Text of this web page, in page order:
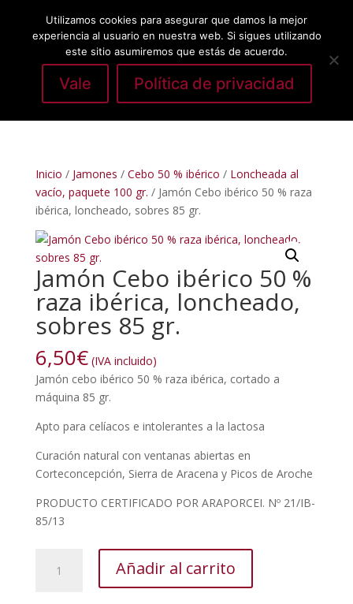
Seleccionar página
Inicio / Jamones / Cebo 50 % ibérico / Loncheada al
vacío, paquete 100 gr. / Jamón Cebo ibérico 50 % raza
ibérica, loncheado, sobres 85 gr.
Jamón Cebo ibérico 50 %
raza ibérica, loncheado,
sobres 85 gr.
6,50€ (IVA incluido)
Jamón cebo ibérico 50 % raza ibérica, cortado a
máquina 85 gr.
Apto para celíacos e intolerantes a la lactosa
Curación natural con ventanas abiertas en
Corteconcepción, Sierra de Aracena y Picos de Aroche
PRODUCTO CERTIFICADO POR ARAPORCEI. Nº 21/IB-
85/13
Cebo
Añadir al carrito
Utilizamos cookies para asegurar que damos la mejor
experiencia al usuario en nuestra web. Si sigues utilizando
este sitio asumiremos que estás de acuerdo.
Vale Política de privacidad